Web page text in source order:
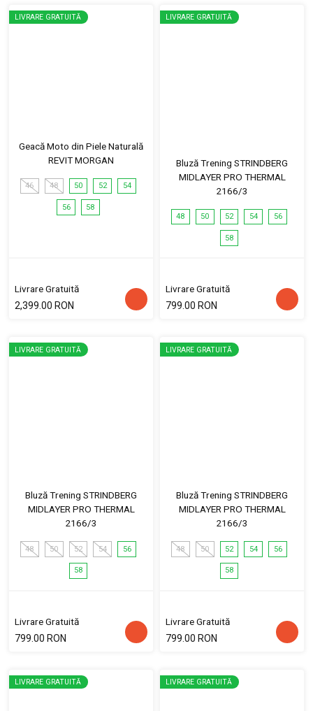
LIVRARE GRATUITĂ
Geacă Moto din Piele Naturală
REVIT MORGAN
46 48 50 52 54
56 58
Livrare Gratuită
2,399.00 RON
LIVRARE GRATUITĂ
Bluză Trening STRINDBERG
MIDLAYER PRO THERMAL
2166/3
48 50 52 54 56
58
Livrare Gratuită
799.00 RON
LIVRARE GRATUITĂ
Bluză Trening STRINDBERG
MIDLAYER PRO THERMAL
2166/3
48 50 52 54 56
58
Livrare Gratuită
799.00 RON
LIVRARE GRATUITĂ
Bluză Trening STRINDBERG
MIDLAYER PRO THERMAL
2166/3
48 50 52 54 56
58
Livrare Gratuită
799.00 RON
LIVRARE GRATUITĂ LIVRARE GRATUITĂ